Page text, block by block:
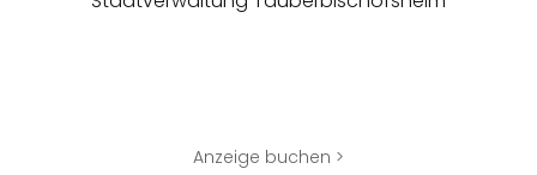
Anzeige buchen >